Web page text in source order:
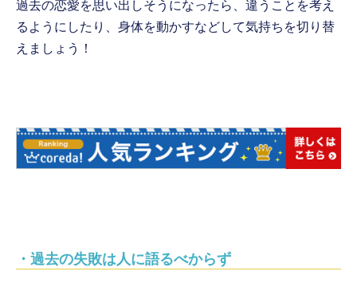
過去の恋愛を思い出しそうになったら、違うことを考え
るようにしたり、身体を動かすなどして気持ちを切り替
えましょう！
・過去の失敗は人に語るべからず